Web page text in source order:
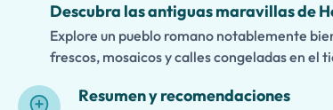
Descubra las antiguas maravillas de
Explore un pueblo romano notablemente
frescos, mosaicos y calles congeladas en el
Resumen y recomendaciones